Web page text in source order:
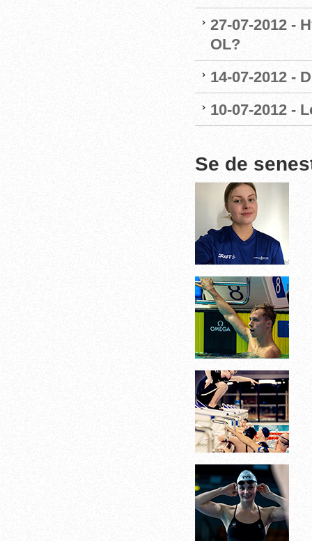
27-07-2012 -
OL?
14-07-2012 -
10-07-2012 -
Se de